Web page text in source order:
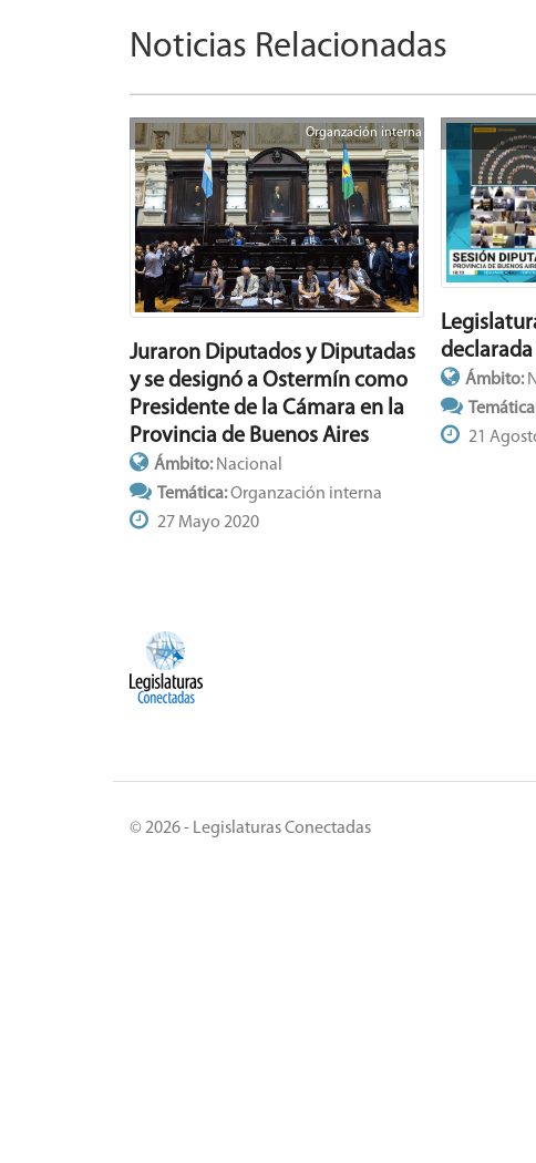
Noticias Relacionadas
Organzación interna
Juraron Diputados y Diputadas
y se designó a Ostermín como
Presidente de la Cámara en la
Provincia de Buenos Aires
Ámbito: Nacional
Temática:Organzación interna
27 Mayo 2020
Ámbito:
21
© 2026 - Legislaturas Conectadas